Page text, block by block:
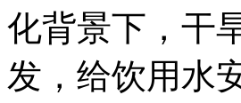
化背景下，干
发，给饮用水